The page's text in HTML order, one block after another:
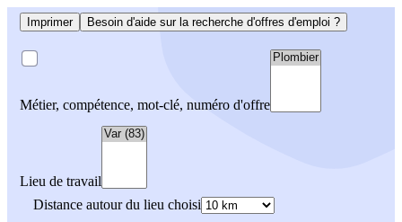
Imprimer Besoin d'aide sur la recherche d'offres d'emploi ?
Métier, compétence, mot-clé, numéro d'offre
Lieu de travail
Distance autour du lieu choisi